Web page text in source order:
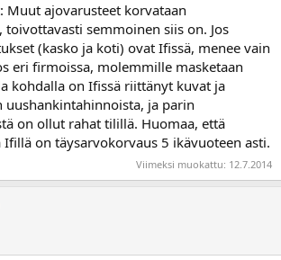
Muut ajovarusteet korvataan
toivottavasti semmoinen siis on. Jos
(kasko ja koti) ovat Ifissä, menee vain
eri firmoissa, molemmille masketaan
kohdalla on Ifissä riittänyt kuvat ja
uushankintahinnoista, ja parin
on ollut rahat tilillä. Huomaa, että
Ifillä on täysarvokorvaus 5 ikävuoteen asti.
Viimeksi muokattu: 12.7.2014